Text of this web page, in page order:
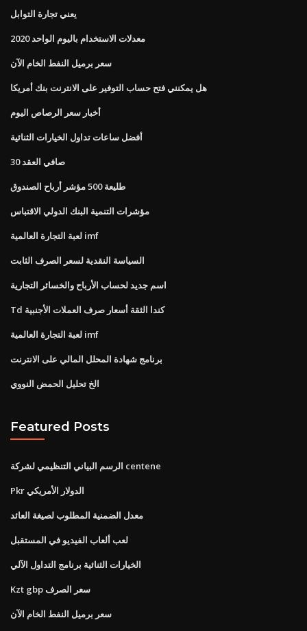
يعني تجارة التوابل
معدلات الاستخدام باليوم الواحد 2020
سعر برميل النفط الخام الآن
هل يمكنني فتح حساب التوفير على الانترنت بنك أمريكا
أخبار سعر الرصاص اليوم
أفضل ساعات تداول الخيارات الثنائية
صافي العقد 30
طليعة 500 مؤشر أرباح الصندوق
مؤشرات التنمية البنك الدولي الاقتباس
لعبة التجارة العالمية imf
السياسة النقدية لسعر الصرف الثابت
اسم جديد لحساب الأرباح والخسائر التجارية
Td كندا الثقة أسعار صرف العملات الأجنبية
لعبة التجارة العالمية imf
برنامج شهادة المحلل المالي على الانترنت
الخ تحليل الحمض النووي
Featured Posts
الرسم البياني التنظيمي لشركة centene
Pkr الدولار الأمريكي
معدل الضمنية المطلوب لصيغة العائد
لعب ألعاب الفيديو في المستقبل
الخيارات الثنائية برنامج التداول الآلي
Kzt gbp سعر الصرف
سعر برميل النفط الخام الآن